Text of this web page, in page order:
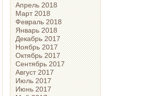
Апрель 2018
Март 2018
Февраль 2018
Январь 2018
Декабрь 2017
Ноябрь 2017
Октябрь 2017
Сентябрь 2017
Август 2017
Июль 2017
Июнь 2017